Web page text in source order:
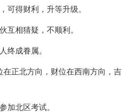
可得财利，升等升级。
互相猜疑，不顺利。
终成眷属。
正北方向，财位在西南方向，吉
加北区考试。